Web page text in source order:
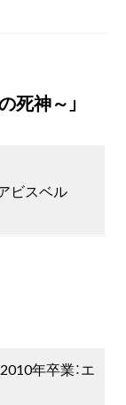
死神～」
ビスベル
年卒業：エ